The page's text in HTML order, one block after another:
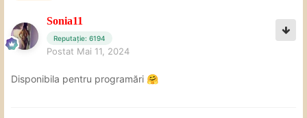
Sonia11
Reputație: 6194
Postat Mai 11, 2024
Disponibila pentru programări 🤗